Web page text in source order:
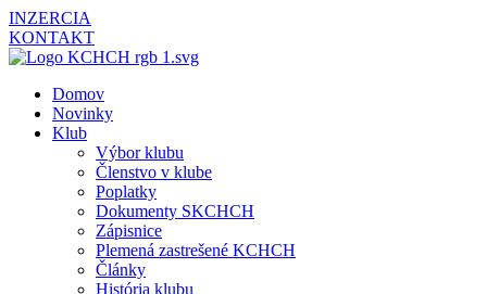
INZERCIA
KONTAKT
Domov
Novinky
Klub
Výbor klubu
Členstvo v klube
Poplatky
Dokumenty SKCHCH
Zápisnice
Plemená zastrešené KCHCH
Články
História klubu